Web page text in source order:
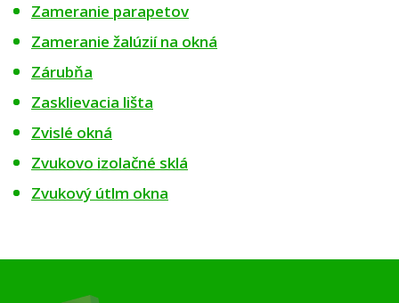
Zameranie parapetov
Zameranie žalúzií na okná
Zárubňa
Zasklievacia lišta
Zvislé okná
Zvukovo izolačné sklá
Zvukový útlm okna